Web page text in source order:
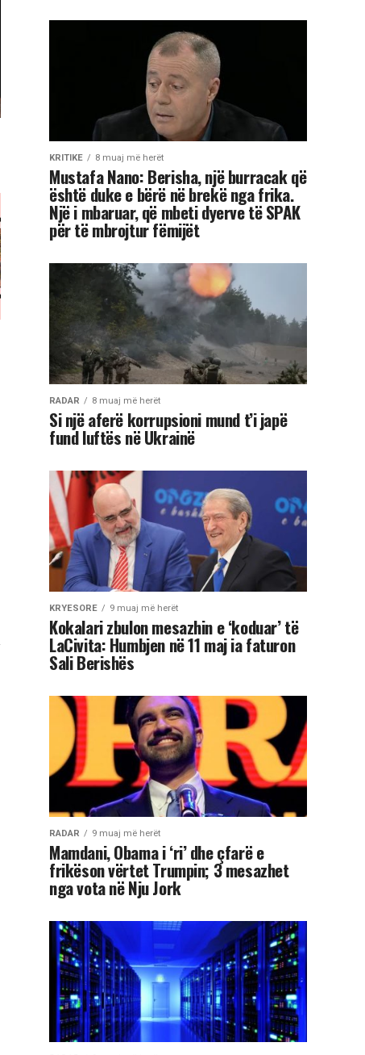
KRITIKE 8 muaj më herët
Mustafa Nano: Berisha, një burracak që
është duke e bërë në brekë nga frika.
Një i mbaruar, që mbeti dyerve të SPAK
për të mbrojtur fëmijët
RADAR 8 muaj më herët
Si një aferë korrupsioni mund t’i japë
fund luftës në Ukrainë
KRYESORE 9 muaj më herët
Kokalari zbulon mesazhin e ‘koduar’ të
LaCivita: Humbjen në 11 maj ia faturon
Sali Berishës
RADAR 9 muaj më herët
Mamdani, Obama i ‘ri’ dhe çfarë e
frikëson vërtet Trumpin; 3 mesazhet
nga vota në Nju Jork